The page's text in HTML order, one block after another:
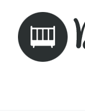
indhold